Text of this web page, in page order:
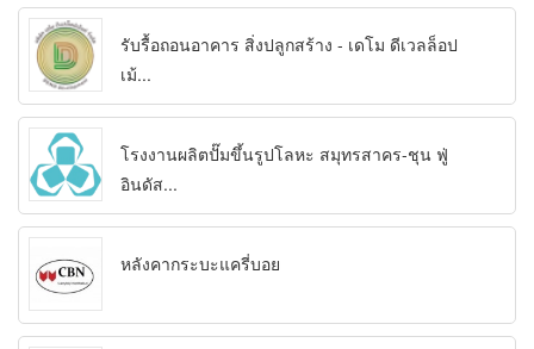
รับรื้อถอนอาคาร สิ่งปลูกสร้าง - เดโม ดีเวลล็อป
เม้...
โรงงานผลิตปั๊มขึ้นรูปโลหะ สมุทรสาคร-ชุน ฟู่
อินดัส...
หลังคากระบะแครี่บอย